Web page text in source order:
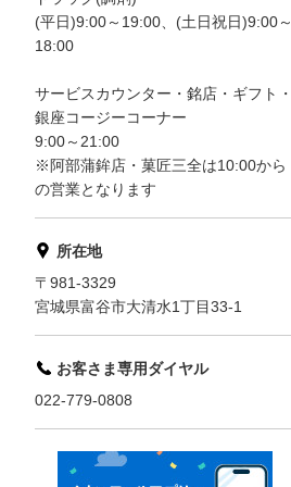
(平日)9:00～19:00、(土日祝日)9:00～
18:00
サービスカウンター・銘店・ギフト・
銀座コージーコーナー
9:00～21:00
※阿部蒲鉾店・菓匠三全は10:00から
の営業となります
所在地
〒981-3329
宮城県富谷市大清水1丁目33-1
お客さま専用ダイヤル
022-779-0808